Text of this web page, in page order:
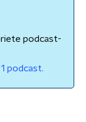
podcast-
podcast.